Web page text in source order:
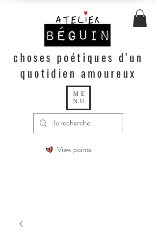
ME
NU
choses poétiques d'un
quotidien amoureux
View points